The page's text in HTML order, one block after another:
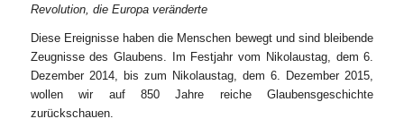
Revolution, die Europa veränderte
Diese Ereignisse haben die Menschen bewegt und sind bleibende
Zeugnisse des Glaubens. Im Festjahr vom Nikolaustag, dem 6.
Dezember 2014, bis zum Nikolaustag, dem 6. Dezember 2015,
wollen wir auf 850 Jahre reiche Glaubensgeschichte
zurückschauen.